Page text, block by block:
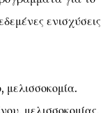
ενισχύσεις
μελισσοκομία.
μελισσοκομίας,